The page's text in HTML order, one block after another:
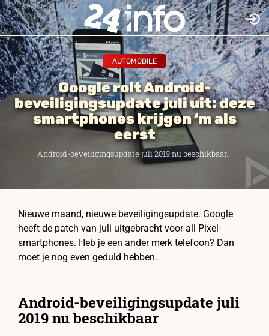
AUTOMOBILE
Google rolt Android-
beveiligingsupdate juli uit: deze
smartphones krijgen ‘m als
eerst
Android-beveiligingsupdate juli 2019 nu beschikbaar...
Nieuwe maand, nieuwe beveiligingsupdate. Google
heeft de patch van juli uitgebracht voor all Pixel-
smartphones. Heb je een ander merk telefoon? Dan
moet je nog even geduld hebben.
Android-beveiligingsupdate juli
2019 nu beschikbaar